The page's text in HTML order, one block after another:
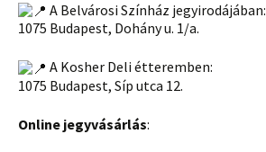
A Belvárosi Színház jegyirodájában:
1075 Budapest, Dohány u. 1/a.
A Kosher Deli étteremben:
1075 Budapest, Síp utca 12.
Online jegyvásárlás: